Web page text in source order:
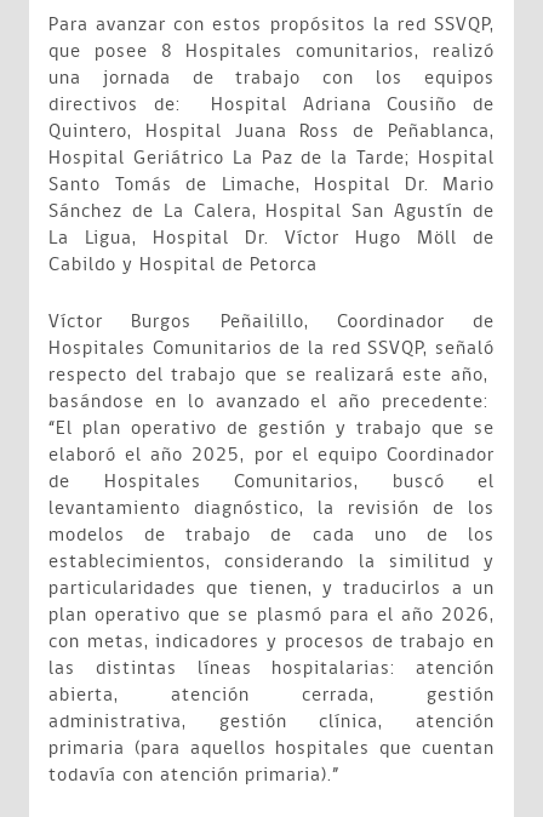
Para avanzar con estos propósitos la red SSVQP,
que posee 8 Hospitales comunitarios, realizó
una jornada de trabajo con los equipos
directivos de: Hospital Adriana Cousiño de
Quintero, Hospital Juana Ross de Peñablanca,
Hospital Geriátrico La Paz de la Tarde; Hospital
Santo Tomás de Limache, Hospital Dr. Mario
Sánchez de La Calera, Hospital San Agustín de
La Ligua, Hospital Dr. Víctor Hugo Möll de
Cabildo y Hospital de Petorca
Víctor Burgos Peñailillo, Coordinador de
Hospitales Comunitarios de la red SSVQP, señaló
respecto del trabajo que se realizará este año,
basándose en lo avanzado el año precedente:
“El plan operativo de gestión y trabajo que se
elaboró el año 2025, por el equipo Coordinador
de Hospitales Comunitarios, buscó el
levantamiento diagnóstico, la revisión de los
modelos de trabajo de cada uno de los
establecimientos, considerando la similitud y
particularidades que tienen, y traducirlos a un
plan operativo que se plasmó para el año 2026,
con metas, indicadores y procesos de trabajo en
las distintas líneas hospitalarias: atención
abierta, atención cerrada, gestión
administrativa, gestión clínica, atención
primaria (para aquellos hospitales que cuentan
todavía con atención primaria).”